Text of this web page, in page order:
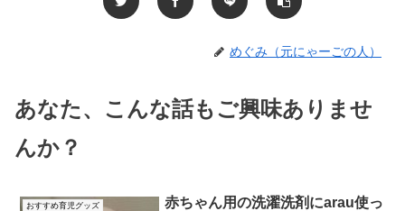
めぐみ（元にゃーごの人）
あなた、こんな話もご興味ありませ
んか？
おすすめ育児グッズ
赤ちゃん用の洗濯洗剤にarau使っ